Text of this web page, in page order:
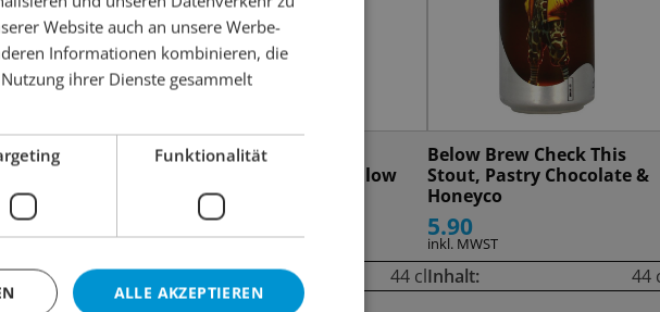
Panna Cotta
44 cl
Moersleutel Hot hot
chocolate marshmallow
Stout
11.00
inkl. MWST
Inhalt: 44 cl
Below Brew Check This
Stout, Pastry Chocolate &
Honeyco
5.90
inkl. MWST
Inhalt: 44
FRENCH
Website auch an unsere Werbe-
Informationen kombinieren, die
ihrer Dienste gesammelt
Funktionalität
ALLE AKZEPTIEREN